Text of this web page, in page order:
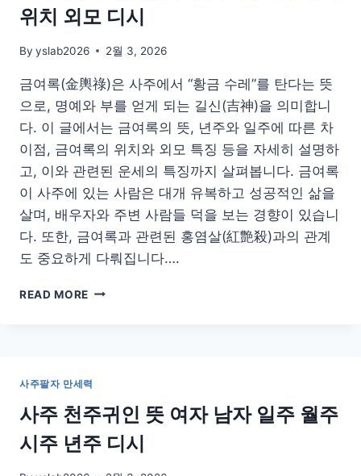
위치 외모 디시
By yslab2026 2월 3, 2026
금여록(金輿祿)은 사주에서 “황금 수레”를 탄다는 뜻
으로, 명예와 부를 얻게 되는 길신(吉神)을 의미합니
다. 이 글에서는 금여록의 뜻, 년주와 일주에 따른 차
이점, 금여록의 위치와 외모 특징 등을 자세히 설명하
고, 이와 관련된 운세의 특징까지 살펴봅니다. 금여록
이 사주에 있는 사람은 대개 유복하고 성공적인 삶을
살며, 배우자와 주변 사람들 덕을 보는 경향이 있습니
다. 또한, 금여록과 관련된 홍염살(紅艶殺)과의 관계
도 중요하게 다뤄집니다….
READ MORE 사
년
주
일
주
사주팔자 만세력
사주 천주귀인 뜻 여자 남자 일주 월주
시주 년주 디시